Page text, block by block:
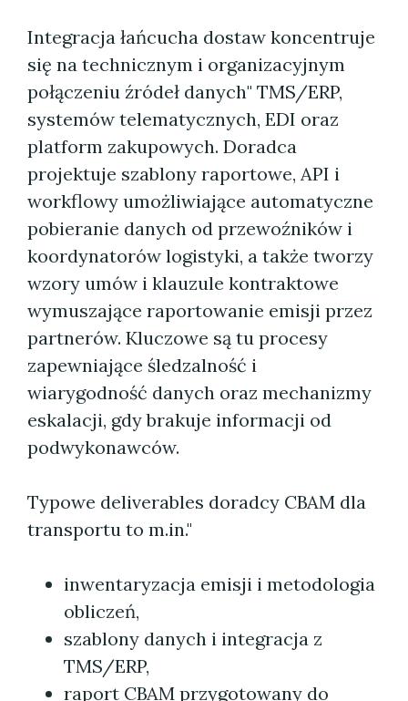
Integracja łańcucha dostaw koncentruje
się na technicznym i organizacyjnym
połączeniu źródeł danych" TMS/ERP,
systemów telematycznych, EDI oraz
platform zakupowych. Doradca
projektuje szablony raportowe, API i
workflowy umożliwiające automatyczne
pobieranie danych od przewoźników i
koordynatorów logistyki, a także tworzy
wzory umów i klauzule kontraktowe
wymuszające raportowanie emisji przez
partnerów. Kluczowe są tu procesy
zapewniające śledzalność i
wiarygodność danych oraz mechanizmy
eskalacji, gdy brakuje informacji od
podwykonawców.
Typowe deliverables doradcy CBAM dla
transportu to m.in."
inwentaryzacja emisji i metodologia
obliczeń,
szablony danych i integracja z
TMS/ERP,
raport CBAM przygotowany do